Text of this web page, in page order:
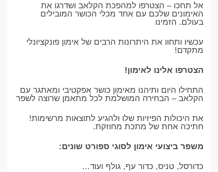
אל תחכו – הצטרפו למהפכת הקלאב ושדרגו את
האימונים שלכם עם אחד מכלי הכושר המובילים
בעולם. הזמינו
עכשיו ותחוו את היתרונות הרבים של אימון פונקציונלי
מתקדם!
הצטרפו אלינו לאימון!
התחילו היום ותיהנו מאימון כושר אפקטיבי ומאתגר עם
הקלאב – הבחירה המושלמת לכל מתאמן שרוצה לשפר
את היכולות הפיזיות שלו ולהגיע לתוצאות מרשימות!
חתיכה אחת של מתכת מחוזקת.
משפר ביצועי אימון לסוגי ספורט שונים:
כדורסל, טניס, כדור עף, גולף ועוד…